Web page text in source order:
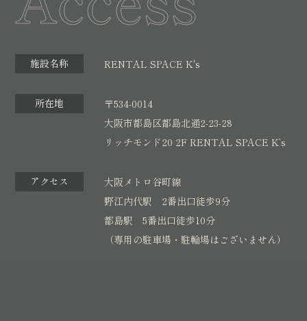
施設名称 RENTAL SPACE K's
所在地
〒534-0014
大阪市都島区都島北通2-23-28
リッチモンド20 2F RENTAL SPACE K’s
アクセス
大阪メトロ谷町線
野江内代駅 2番出口徒歩9分
都島駅 5番出口徒歩10分
（専用の駐車場・駐輪場はございません）